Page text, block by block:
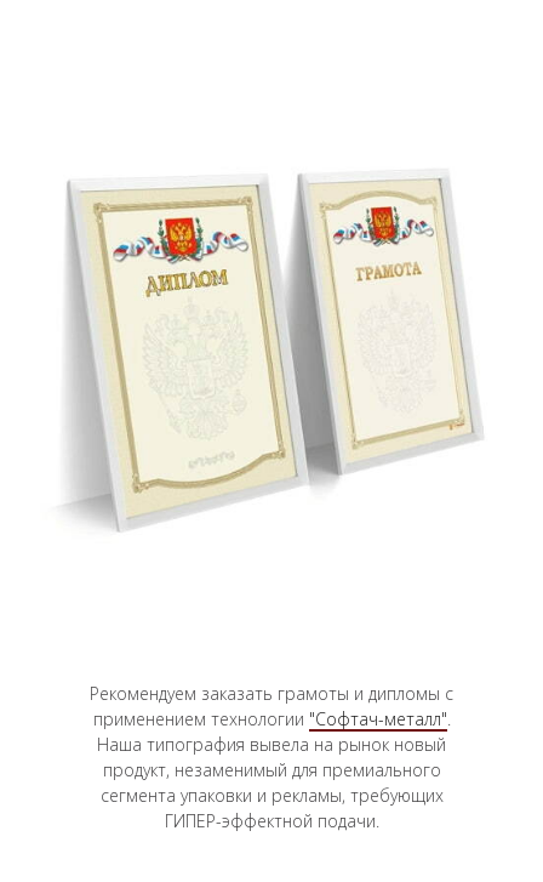
Рекомендуем заказать грамоты и дипломы с
применением технологии "Софтач-металл".
Наша типография вывела на рынок новый
продукт, незаменимый для премиального
сегмента упаковки и рекламы, требующих
ГИПЕР-эффектной подачи.